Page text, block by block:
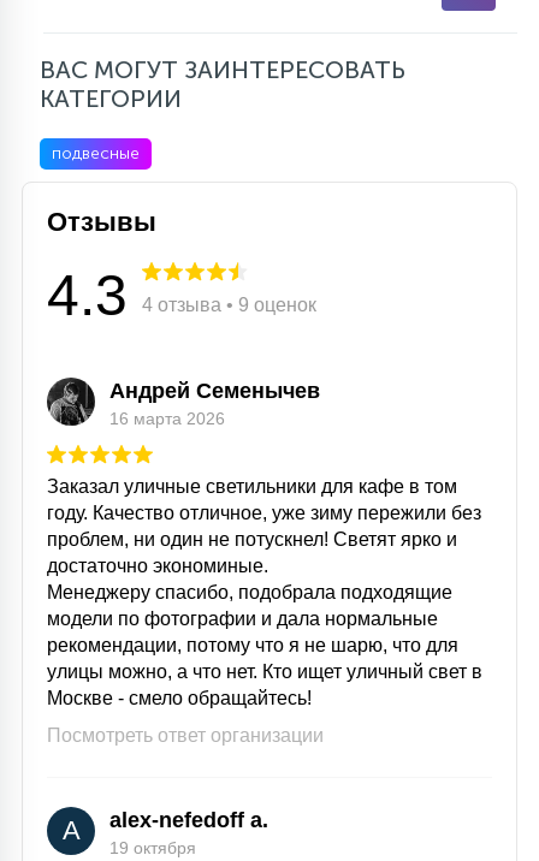
ВАС МОГУТ ЗАИНТЕРЕСОВАТЬ
КАТЕГОРИИ
подвесные
Отзывы
4.3 4 отзыва • 9 оценок
Андрей Семенычев
16 марта 2026
Заказал уличные светильники для кафе в том
году. Качество отличное, уже зиму пережили без
проблем, ни один не потускнел! Светят ярко и
достаточно экономиные.
Менеджеру спасибо, подобрала подходящие
модели по фотографии и дала нормальные
рекомендации, потому что я не шарю, что для
улицы можно, а что нет. Кто ищет уличный свет в
Москве - смело обращайтесь!
Посмотреть ответ организации
A alex-nefedoff a.
19 октября